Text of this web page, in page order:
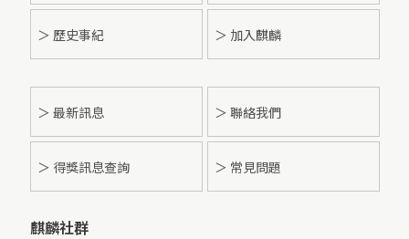
＞ 歷史事紀 ＞ 加入麒麟
＞ 最新訊息 ＞ 聯絡我們
＞ 得獎訊息查詢 ＞ 常見問題
麒麟社群